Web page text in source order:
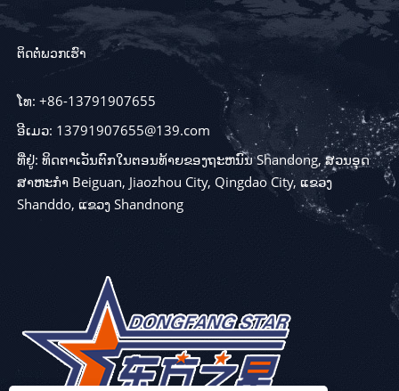
ຕິດຕໍ່ພວກເຮົາ
ໂທ: +86-13791907655
ອີເມວ: 13791907655@139.com
ທີ່ຢູ່: ທິດຕາເວັນຕົກໃນຕອນທ້າຍຂອງຖະຫນົນ Shandong, ສວນອຸດ
ສາຫະກໍາ Beiguan, Jiaozhou City, Qingdao City, ແຂວງ
Shanddo, ແຂວງ Shandnong